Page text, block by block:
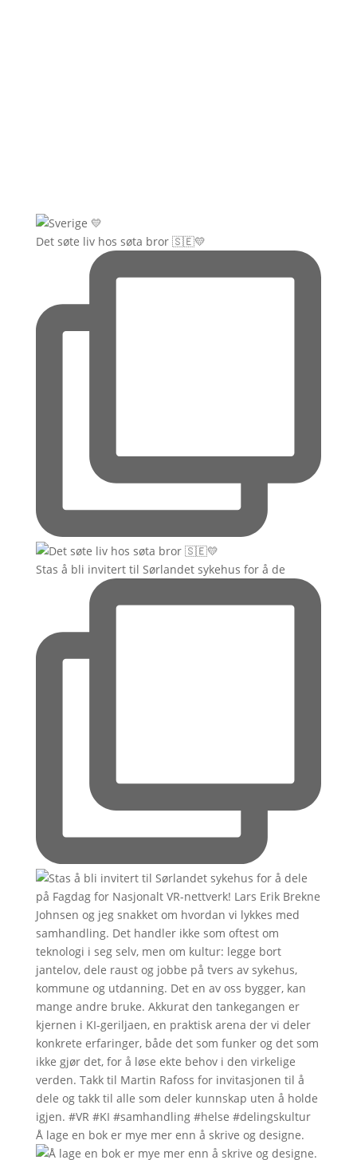
Det søte liv hos søta bror 🇸🇪💛
Stas å bli invitert til Sørlandet sykehus for å de
Å lage en bok er mye mer enn å skrive og designe.